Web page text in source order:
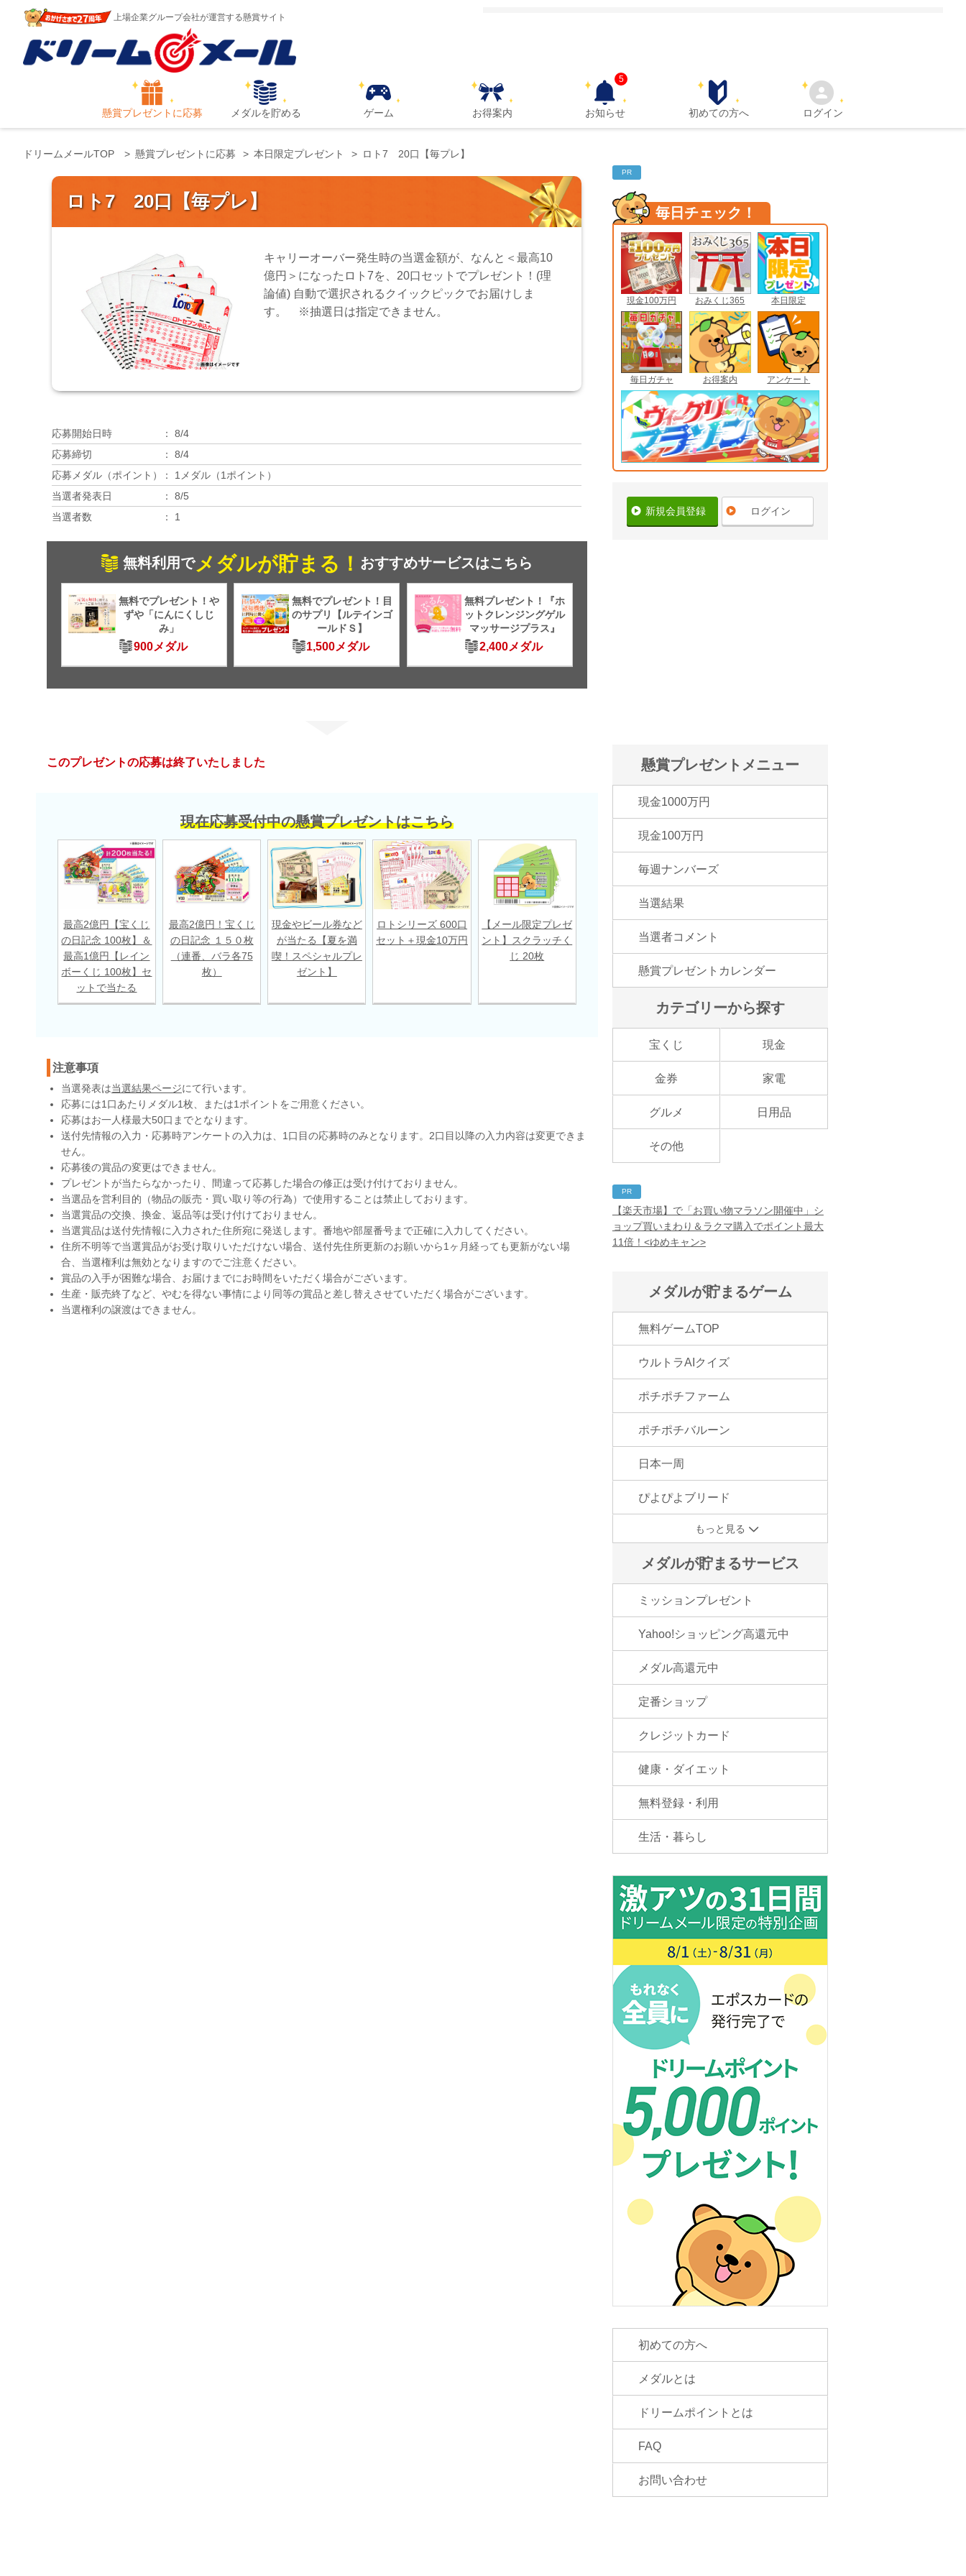
上場企業グループ会社が運営する懸賞サイト
懸賞プレゼントに応募 メダルを貯める ゲーム お得案内 お知らせ
5
初めての方へ ログイン
ドリームメールTOP 懸賞プレゼントに応募 本日限定プレゼント ロト7 20口【毎プレ】
ロト7 20口【毎プレ】
キャリーオーバー発生時の当選金額が、なんと＜最高10
億円＞になったロト7を、20口セットでプレゼント！(理
論値) 自動で選択されるクイックピックでお届けしま
す。 ※抽選日は指定できません。
応募開始日時
8/4
応募締切
8/4
応募メダル（ポイント）
1メダル（1ポイント）
当選者発表日
8/5
当選者数
1
無料利用でメダルが貯まる！ おすすめサービスはこちら
無料でプレゼント！や
ずや「にんにくしじ
み」
900メダル
無料でプレゼント！目
のサプリ【ルテインゴ
ールドＳ】
1,500メダル
無料プレゼント！『ホ
ットクレンジングゲル
マッサージプラス』
2,400メダル
このプレゼントの応募は終了いたしました
現在応募受付中の懸賞プレゼントはこちら
最高2億円【宝くじ
の日記念 100枚】＆
最高1億円【レイン
ボーくじ 100枚】セ
ットで当たる
最高2億円！宝くじ
の日記念 １５０枚
（連番、バラ各75
枚）
現金やビール券など
が当たる【夏を満
喫！スペシャルプレ
ゼント】
ロトシリーズ 600口
セット＋現金10万円
【メール限定プレゼ
ント】スクラッチく
じ 20枚
注意事項
当選発表は当選結果ページにて行います。
応募には1口あたりメダル1枚、または1ポイントをご用意ください。
応募はお一人様最大50口までとなります。
送付先情報の入力・応募時アンケートの入力は、1口目の応募時のみとなります。2口目以降の入力内容は変更できま
せん。
応募後の賞品の変更はできません。
プレゼントが当たらなかったり、間違って応募した場合の修正は受け付けておりません。
当選品を営利目的（物品の販売・買い取り等の行為）で使用することは禁止しております。
当選賞品の交換、換金、返品等は受け付けておりません。
当選賞品は送付先情報に入力された住所宛に発送します。番地や部屋番号まで正確に入力してください。
住所不明等で当選賞品がお受け取りいただけない場合、送付先住所更新のお願いから1ヶ月経っても更新がない場
合、当選権利は無効となりますのでご注意ください。
賞品の入手が困難な場合、お届けまでにお時間をいただく場合がございます。
生産・販売終了など、やむを得ない事情により同等の賞品と差し替えさせていただく場合がございます。
当選権利の譲渡はできません。
PR
毎日チェック！
現金100万円 おみくじ365 本日限定
毎日ガチャ お得案内 アンケート
新規会員登録 ログイン
懸賞プレゼントメニュー
現金1000万円
現金100万円
毎週ナンバーズ
当選結果
当選者コメント
懸賞プレゼントカレンダー
カテゴリーから探す
宝くじ 現金
金券 家電
グルメ 日用品
その他
PR
【楽天市場】で「お買い物マラソン開催中」シ
ョップ買いまわり＆ラクマ購入でポイント最大
11倍！<ゆめキャン>
メダルが貯まるゲーム
無料ゲームTOP
ウルトラAIクイズ
ポチポチファーム
ポチポチバルーン
日本一周
ぴよぴよブリード
もっと見る
メダルが貯まるサービス
ミッションプレゼント
Yahoo!ショッピング高還元中
メダル高還元中
定番ショップ
クレジットカード
健康・ダイエット
無料登録・利用
生活・暮らし
初めての方へ
メダルとは
ドリームポイントとは
FAQ
お問い合わせ